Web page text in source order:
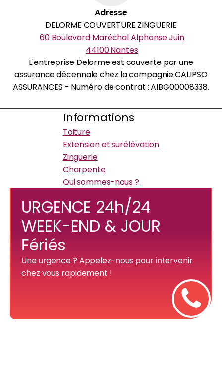
Adresse
DELORME COUVERTURE ZINGUERIE
60 Boulevard Maréchal Alphonse Juin
44100 Nantes
L'entreprise Delorme est couverte par une
assurance décennale chez la compagnie CALIPSO
ASSURANCES - Numéro de contrat : AIBG00008338.
Informations
Toiture
Extension et surélévation
Zinguerie
Charpente
Qui sommes-nous ?
URGENCE 24h/24
WEEK-END & JOUR
Fériés
Une urgence ? Appelez-nous pour intervenir
chez vous rapidement !